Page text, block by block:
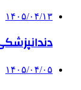
۱۴۰۵/۰۴/۱۳
۱۴۰۵/۰۴/۰۵